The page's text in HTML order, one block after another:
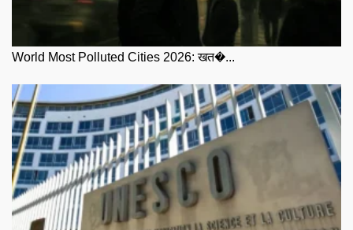
World Most Polluted Cities 2026: खत�...